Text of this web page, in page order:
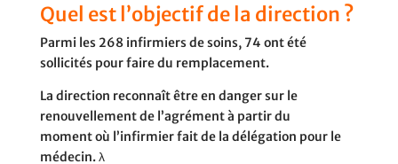
Quel est l’objectif de la direction ?
Parmi les 268 infirmiers de soins, 74 ont été
sollicités pour faire du remplacement.
La direction reconnaît être en danger sur le
renouvellement de l’agrément à partir du
moment où l’infirmier fait de la délégation pour le
médecin. λ